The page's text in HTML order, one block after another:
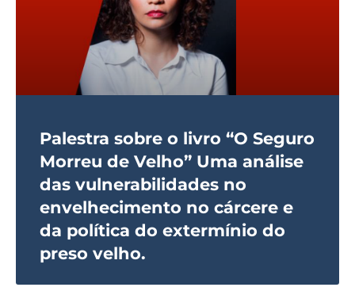
Palestra sobre o livro “O Seguro
Morreu de Velho” Uma análise
das vulnerabilidades no
envelhecimento no cárcere e
da política do extermínio do
preso velho.